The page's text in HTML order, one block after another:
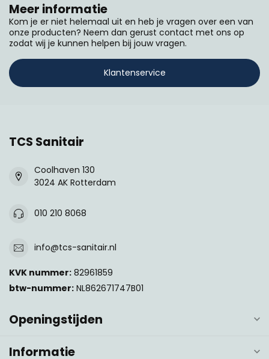
Meer informatie
Kom je er niet helemaal uit en heb je vragen over een van
onze producten? Neem dan gerust contact met ons op
zodat wij je kunnen helpen bij jouw vragen.
Klantenservice
TCS Sanitair
Coolhaven 130
3024 AK Rotterdam
010 210 8068
info@tcs-sanitair.nl
KVK nummer: 82961859
btw-nummer: NL862671747B01
Openingstijden
Informatie